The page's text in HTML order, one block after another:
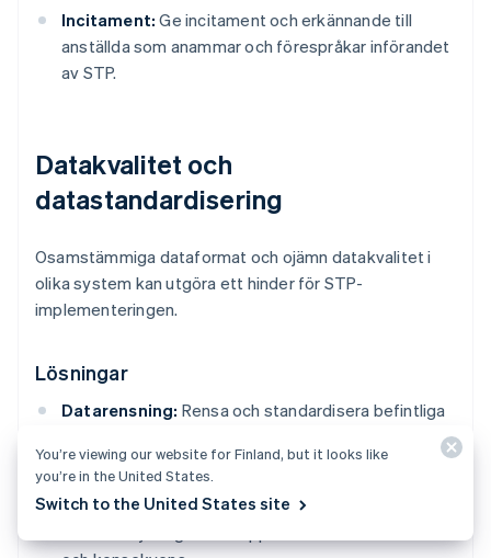
Incitament: Ge incitament och erkännande till
anställda som anammar och förespråkar införandet
av STP.
Datakvalitet och
datastandardisering
Osamstämmiga dataformat och ojämn datakvalitet i
olika system kan utgöra ett hinder för STP-
implementeringen.
Lösningar
Datarensning: Rensa och standardisera befintliga
med STP-processer.
Datastyrning:Upprätta policyer och procedurer
You’re viewing our website for Finland, but it looks like
you’re in the United States.
Switch to the United States site